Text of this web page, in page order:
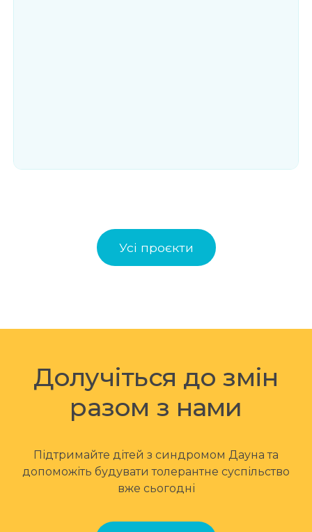
Усі проєкти
Долучіться до змін
разом з нами
Підтримайте дітей з синдромом Дауна та
допоможіть будувати толерантне суспільство
вже сьогодні